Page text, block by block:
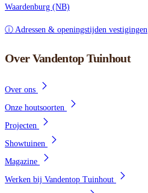
Waardenburg (NB)
ⓘ Adressen & openingstijden vestigingen
Over Vandentop Tuinhout
Over ons
Onze houtsoorten
Projecten
Showtuinen
Magazine
Werken bij Vandentop Tuinhout